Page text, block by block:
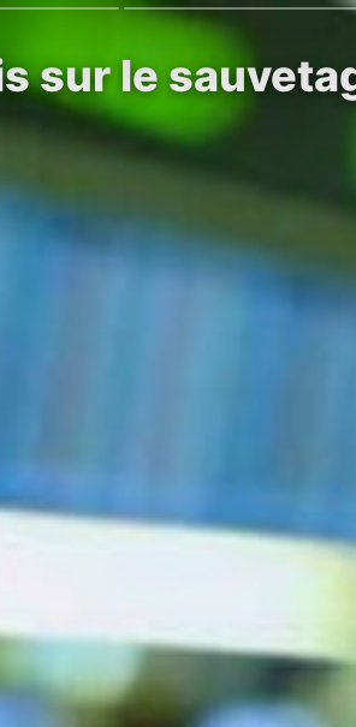
sur le